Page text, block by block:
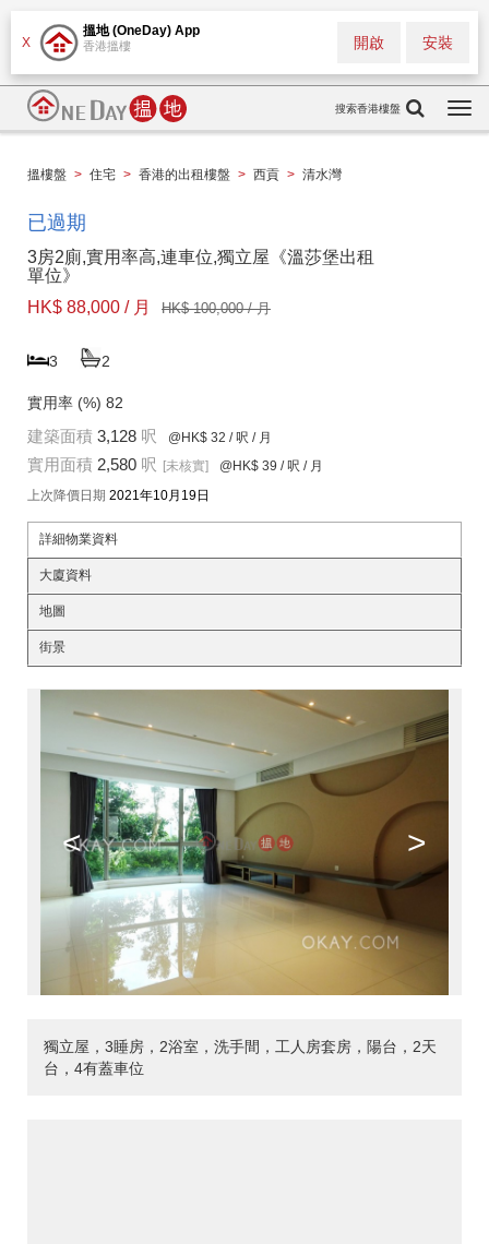
X
搵地 (OneDay) App
香港搵樓 安裝
開啟
搜索香港樓盤
搵樓盤 > 住宅 > 香港的出租樓盤 > 西貢 > 清水灣
已過期
3房2廁,實用率高,連車位,獨立屋《溫莎堡出租
單位》
HK$ 88,000 / 月
HK$ 100,000 / 月
3 2
實用率 (%) 82
建築面積 3,128 呎 @HK$ 32 / 呎 / 月
實用面積 2,580 呎 [未核實] @HK$ 39 / 呎 / 月
上次降價日期 2021年10月19日
詳細物業資料
大廈資料
地圖
街景
< >
獨立屋，3睡房，2浴室，洗手間，工人房套房，陽台，2天
台，4有蓋車位